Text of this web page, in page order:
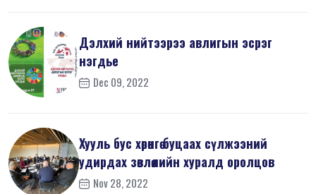
Дэлхий нийтээрээ авлигын эсрэг
нэгдье
Dec 09, 2022
Хууль бус хөрөнгө буцаах сүлжээний
удирдах зөвлөлийн хуралд оролцов
Nov 28, 2022